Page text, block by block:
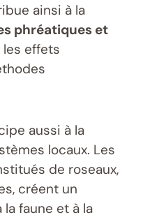
ainsi à la
phréatiques et
effets
aussi à la
locaux. Les
de roseaux,
créent un
faune et à la